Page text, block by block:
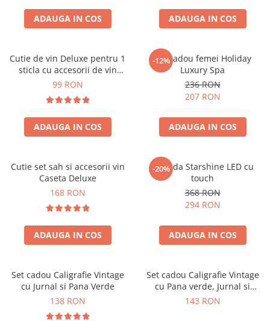
ADAUGA IN COS ADAUGA IN COS
Cutie de vin Deluxe pentru 1
sticla cu accesorii de vin
incluse piele ecologica de
99 RON
ADAUGA IN COS
-12%
Set cadou femei Holiday
Luxury Spa
236 RON
207 RON
ADAUGA IN COS
Cutie set sah si accesorii vin
Caseta Deluxe
168 RON
ADAUGA IN COS
-20%
Oglinda Starshine LED cu
touch
368 RON
294 RON
ADAUGA IN COS
Set cadou Caligrafie Vintage
cu Jurnal si Pana Verde
138 RON
Set cadou Caligrafie Vintage
cu Pana verde, Jurnal si
Suport pentru stilou, 9 piese
143 RON